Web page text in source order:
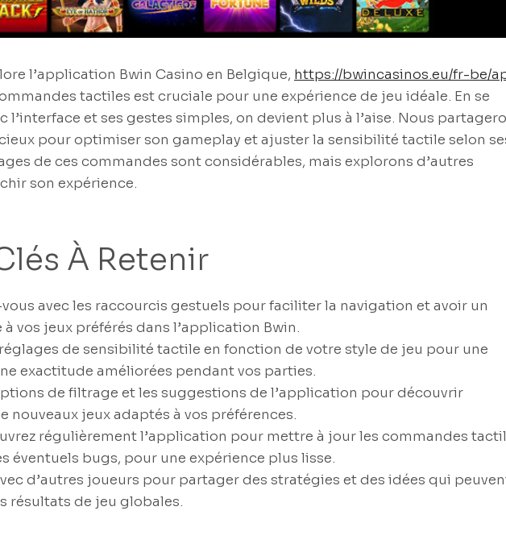
l’application Bwin Casino en Belgique, https://bwincasinos.eu/fr-be/
tactiles est cruciale pour une expérience de jeu idéale. En se
l’interface et ses gestes simples, on devient plus à l’aise. Nous
pour optimiser son gameplay et ajuster la sensibilité tactile selon
de ces commandes sont considérables, mais explorons d’autres
son expérience.
À Retenir
avec les raccourcis gestuels pour faciliter la navigation et avoir un
vos jeux préférés dans l’application Bwin.
de sensibilité tactile en fonction de votre style de jeu pour une
exactitude améliorées pendant vos parties.
de filtrage et les suggestions de l’application pour découvrir
nouveaux jeux adaptés à vos préférences.
régulièrement l’application pour mettre à jour les commandes
éventuels bugs, pour une expérience plus lisse.
d’autres joueurs pour partager des stratégies et des idées qui
résultats de jeu globales.